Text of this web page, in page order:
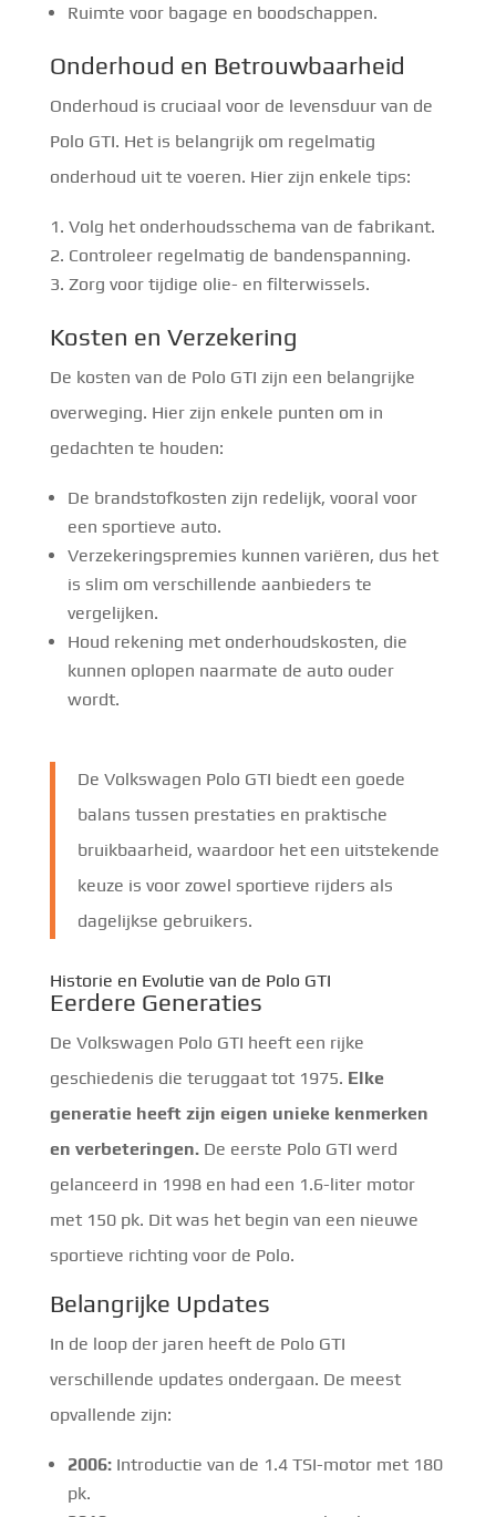
Ruimte voor bagage en boodschappen.
Onderhoud en Betrouwbaarheid
Onderhoud is cruciaal voor de levensduur van de
Polo GTI. Het is belangrijk om regelmatig
onderhoud uit te voeren. Hier zijn enkele tips:
Volg het onderhoudsschema van de fabrikant.
Controleer regelmatig de bandenspanning.
Zorg voor tijdige olie- en filterwissels.
Kosten en Verzekering
De kosten van de Polo GTI zijn een belangrijke
overweging. Hier zijn enkele punten om in
gedachten te houden:
De brandstofkosten zijn redelijk, vooral voor
een sportieve auto.
Verzekeringspremies kunnen variëren, dus het
is slim om verschillende aanbieders te
vergelijken.
Houd rekening met onderhoudskosten, die
kunnen oplopen naarmate de auto ouder
wordt.
De Volkswagen Polo GTI biedt een goede
balans tussen prestaties en praktische
bruikbaarheid, waardoor het een uitstekende
keuze is voor zowel sportieve rijders als
dagelijkse gebruikers.
Historie en Evolutie van de Polo GTI
Eerdere Generaties
De Volkswagen Polo GTI heeft een rijke
geschiedenis die teruggaat tot 1975. Elke
generatie heeft zijn eigen unieke kenmerken
en verbeteringen.De eerste Polo GTI werd
gelanceerd in 1998 en had een 1.6-liter motor
met 150 pk. Dit was het begin van een nieuwe
sportieve richting voor de Polo.
Belangrijke Updates
In de loop der jaren heeft de Polo GTI
verschillende updates ondergaan. De meest
opvallende zijn:
2006:Introductie van de 1.4 TSI-motor met 180
pk.